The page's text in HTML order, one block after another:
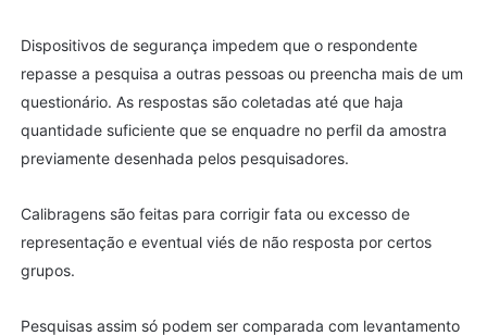
Dispositivos de segurança impedem que o respondente
repasse a pesquisa a outras pessoas ou preencha mais de um
questionário. As respostas são coletadas até que haja
quantidade suficiente que se enquadre no perfil da amostra
previamente desenhada pelos pesquisadores.
Calibragens são feitas para corrigir fata ou excesso de
representação e eventual viés de não resposta por certos
grupos.
Pesquisas assim só podem ser comparada com levantamento